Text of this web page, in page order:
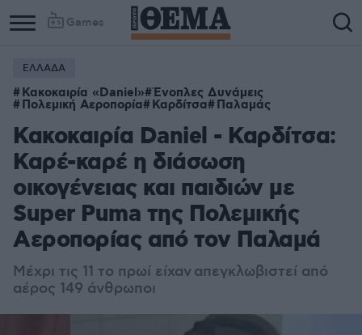
Games
ΕΛΛΑΔΑ
Κακοκαιρία «Daniel» Ένοπλες Δυνάμεις
Πολεμική Αεροπορία Καρδίτσα Παλαμάς
Κακοκαιρία Daniel - Καρδίτσα:
Καρέ-καρέ η διάσωση
οικογένειας και παιδιών με
Super Puma της Πολεμικής
Αεροπορίας από τον Παλαμά
Μέχρι τις 11 το πρωί είχαν απεγκλωβιστεί από
αέρος 149 άνθρωποι